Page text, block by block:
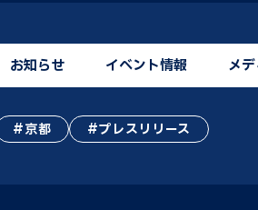
お知らせ イベント情報 メ
京都 プレスリリース